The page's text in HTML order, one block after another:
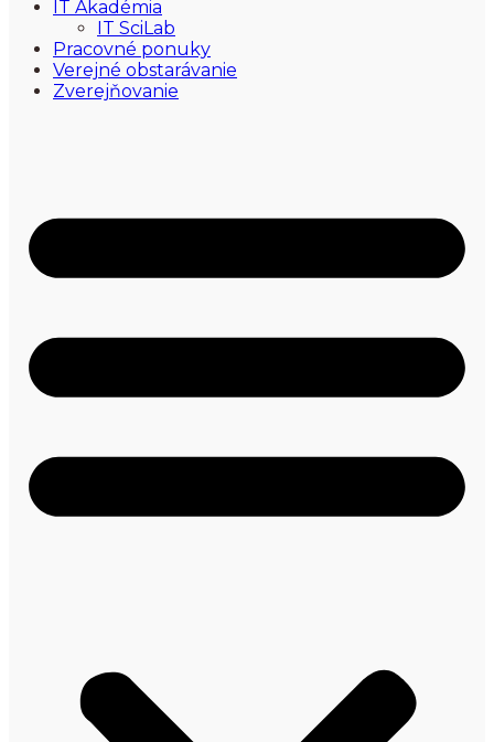
IT Akadémia
IT SciLab
Pracovné ponuky
Verejné obstarávanie
Zverejňovanie